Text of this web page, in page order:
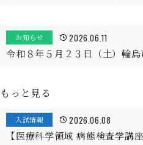
お知らせ 2026.06.11
令和８年５月２３日（土）輪
もっと見る
入試情報 2026.06.08
【医療科学領域 病態検査学講